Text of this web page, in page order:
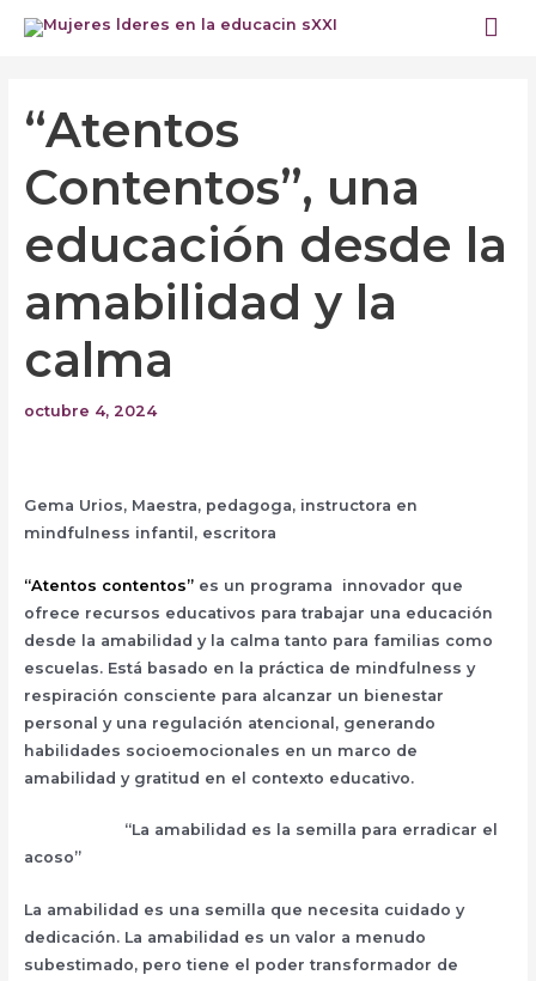
“Atentos
Contentos”, una
educación desde la
amabilidad y la
calma
octubre 4, 2024
Gema Urios, Maestra, pedagoga, instructora en
mindfulness infantil, escritora
“Atentos contentos” es un programa innovador que
ofrece recursos educativos para trabajar una educación
desde la amabilidad y la calma tanto para familias como
escuelas. Está basado en la práctica de mindfulness y
respiración consciente para alcanzar un bienestar
personal y una regulación atencional, generando
habilidades socioemocionales en un marco de
amabilidad y gratitud en el contexto educativo.
“La amabilidad es la semilla para erradicar el
acoso”
La amabilidad es una semilla que necesita cuidado y
dedicación. La amabilidad es un valor a menudo
subestimado, pero tiene el poder transformador de
entradas